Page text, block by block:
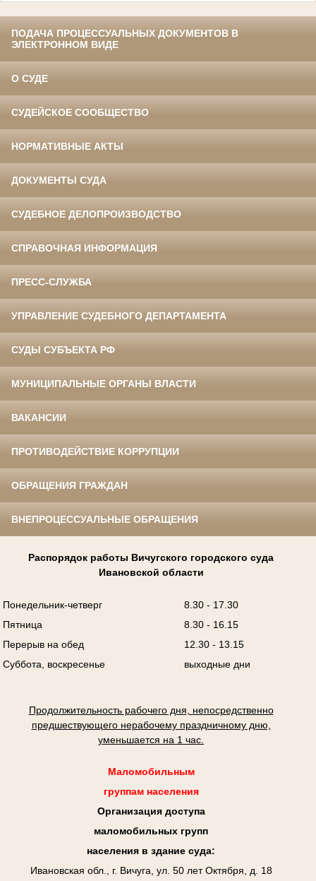
ПОДАЧА ПРОЦЕССУАЛЬНЫХ ДОКУМЕНТОВ В
ЭЛЕКТРОННОМ ВИДЕ
О СУДЕ
СУДЕЙСКОЕ СООБЩЕСТВО
НОРМАТИВНЫЕ АКТЫ
ДОКУМЕНТЫ СУДА
СУДЕБНОЕ ДЕЛОПРОИЗВОДСТВО
СПРАВОЧНАЯ ИНФОРМАЦИЯ
ПРЕСС-СЛУЖБА
УПРАВЛЕНИЕ СУДЕБНОГО ДЕПАРТАМЕНТА
СУДЫ СУБЪЕКТА РФ
МУНИЦИПАЛЬНЫЕ ОРГАНЫ ВЛАСТИ
ВАКАНСИИ
ПРОТИВОДЕЙСТВИЕ КОРРУПЦИИ
ОБРАЩЕНИЯ ГРАЖДАН
ВНЕПРОЦЕССУАЛЬНЫЕ ОБРАЩЕНИЯ
Распорядок работы Вичугского городского суда
Ивановской области
Понедельник-четверг
8.30 - 17.30
Пятница
8.30 - 16.15
Перерыв на обед
12.30 - 13.15
Суббота, воскресенье
выходные дни
Продолжительность рабочего дня, непосредственно
предшествующего нерабочему праздничному дню,
уменьшается на 1 час.
Маломобильным
группам населения
Организация доступа
маломобильных групп
населения в здание суда:
Ивановская обл., г. Вичуга, ул. 50 лет Октября, д. 18